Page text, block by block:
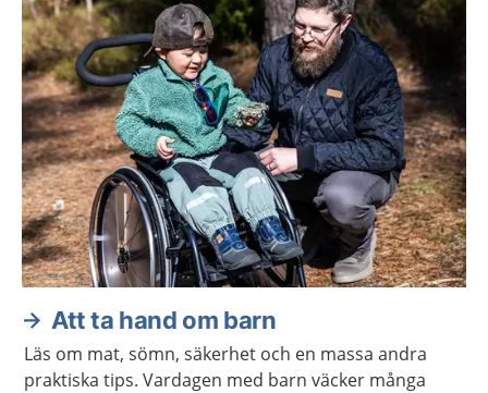
Att ta hand om barn
Läs om mat, sömn, säkerhet och en massa andra
praktiska tips. Vardagen med barn väcker många